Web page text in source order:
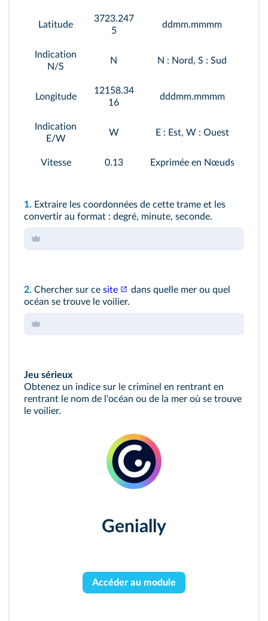
Latitude
3723.247
5
ddmm.mmmm
Indication
N/S
N N : Nord, S : Sud
Longitude
12158.34
16
dddmm.mmmm
Indication
E/W
W E : Est, W : Ouest
Vitesse 0.13 Exprimée en Nœuds
1. Extraire les coordonnées de cette trame et les
convertir au format : degré, minute, seconde.
2. Chercher sur ce site
dans quelle mer ou quel
océan se trouve le voilier.
Jeu sérieux
Obtenez un indice sur le criminel en rentrant en
rentrant le nom de l'océan ou de la mer où se trouve
le voilier.
Genially
Accéder au module